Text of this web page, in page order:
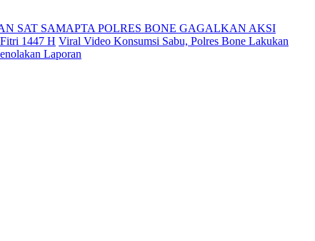
SAT SAMAPTA POLRES BONE GAGALKAN AKSI
1447 H Viral Video Konsumsi Sabu, Polres Bone Lakukan
Laporan